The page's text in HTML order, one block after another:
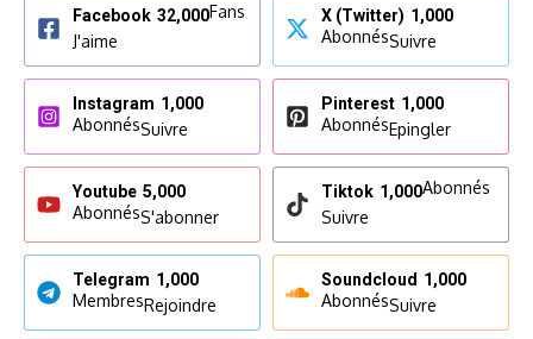
Facebook 32,000Fans
J'aime
X (Twitter) 1,000
AbonnésSuivre
Instagram 1,000
AbonnésSuivre
Pinterest 1,000
AbonnésEpingler
Youtube 5,000
AbonnésS'abonner
Tiktok 1,000Abonnés
Suivre
Telegram 1,000
MembresRejoindre
Soundcloud 1,000
AbonnésSuivre